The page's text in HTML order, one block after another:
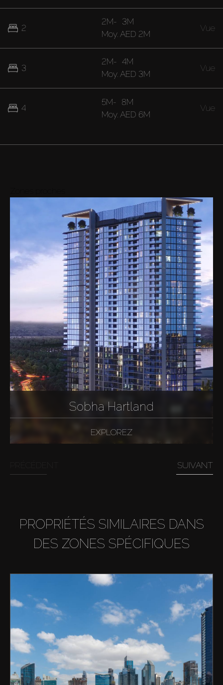
2
3
4
2M- 3M
Moy. AED 2M
Vue
2M- 4M
Moy. AED 3M
Vue
5M- 8M
Moy. AED 6M
Vue
Sobha Hartland
EXPLOREZ
SUIVANT
PROPRIÉTÉS SIMILAIRES DANS
DES ZONES SPÉCIFIQUES